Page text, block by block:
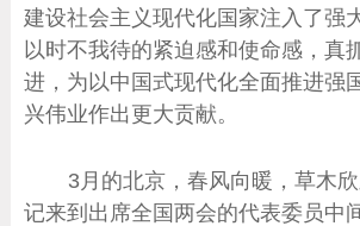
建设社会主义现代化国家注入了强
以时不我待的紧迫感和使命感，真
进，为以中国式现代化全面推进强
兴伟业作出更大贡献。
3月的北京，春风向暖，草木
记来到出席全国两会的代表委员中